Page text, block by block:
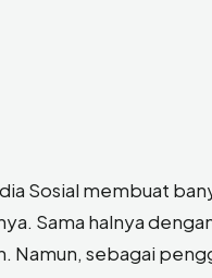
Sosial membuat
Sama halnya
Namun, sebagai